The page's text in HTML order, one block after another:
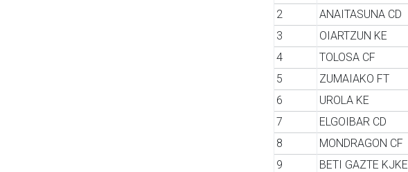
2
ANAITASUNA CD
3
OIARTZUN KE
4
TOLOSA CF
5
ZUMAIAKO FT
6
UROLA KE
7
ELGOIBAR CD
8
MONDRAGON CF
9
BETI GAZTE KJKE